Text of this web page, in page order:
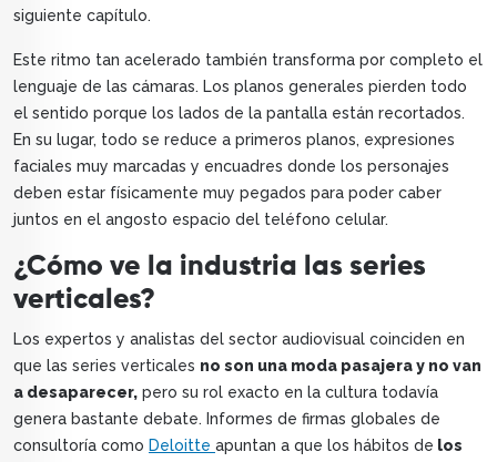
siguiente capítulo.
Este ritmo tan acelerado también transforma por completo el
lenguaje de las cámaras. Los planos generales pierden todo
el sentido porque los lados de la pantalla están recortados.
En su lugar, todo se reduce a primeros planos, expresiones
faciales muy marcadas y encuadres donde los personajes
deben estar físicamente muy pegados para poder caber
juntos en el angosto espacio del teléfono celular.
¿Cómo ve la industria las series
verticales?
Los expertos y analistas del sector audiovisual coinciden en
que las series verticales no son una moda pasajera y no van
a desaparecer, pero su rol exacto en la cultura todavía
genera bastante debate. Informes de firmas globales de
consultoría como Deloitte apuntan a que los hábitos de los